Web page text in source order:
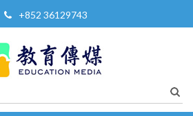
+852 36129743
有限公司
搜
尋